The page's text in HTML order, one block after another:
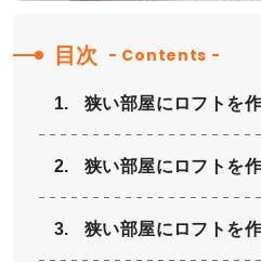
目次 - Contents -
狭い部屋にロフトを
狭い部屋にロフトを
狭い部屋にロフトを